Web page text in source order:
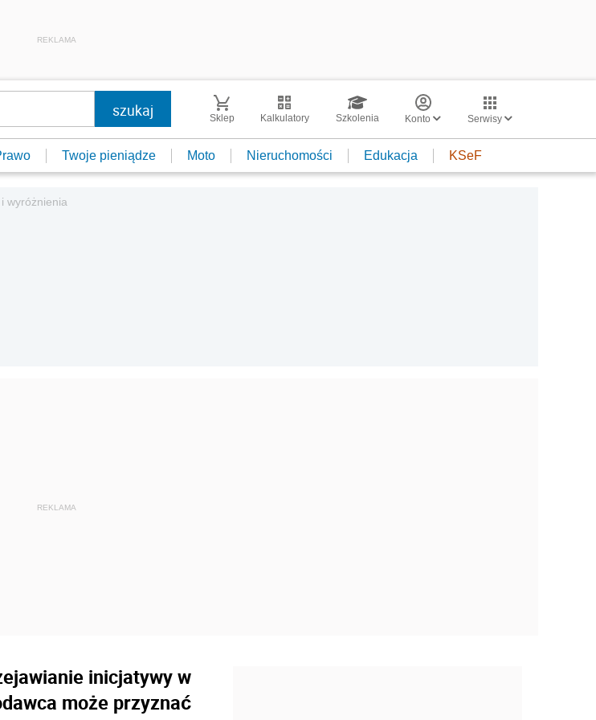
REKLAMA
Sklep Kalkulatory Szkolenia Konto Serwisy
Twoje pieniądze Moto Nieruchomości Edukacja KSeF
wyróżnienia
inicjatywy w
może przyznać